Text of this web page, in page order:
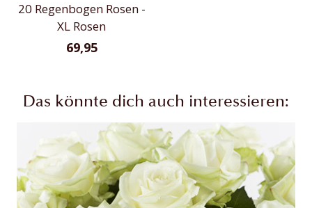
20 Regenbogen Rosen -
XL Rosen
69,95
Das könnte dich auch interessieren: